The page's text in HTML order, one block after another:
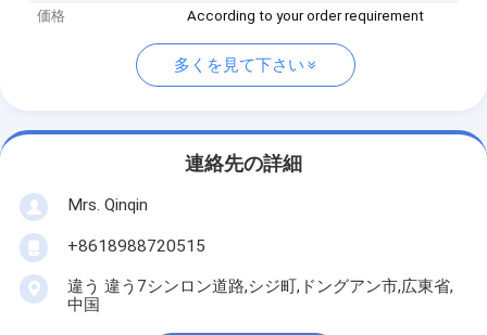
価格
According to your order requirement
多くを見て下さい
連絡先の詳細
Mrs. Qinqin
+8618988720515
違う 違う7シンロン道路,シジ町,ドングアン市,広東省,
中国